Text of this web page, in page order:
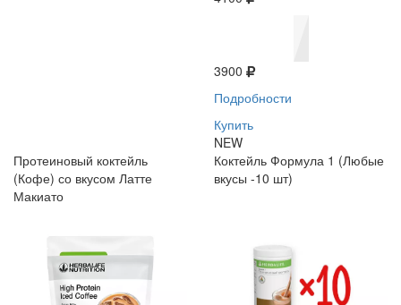
3900
Подробности
Купить
NEW
Протеиновый коктейль
(Кофе) со вкусом Латте
Макиато
Коктейль Формула 1 (Любые
вкусы -10 шт)